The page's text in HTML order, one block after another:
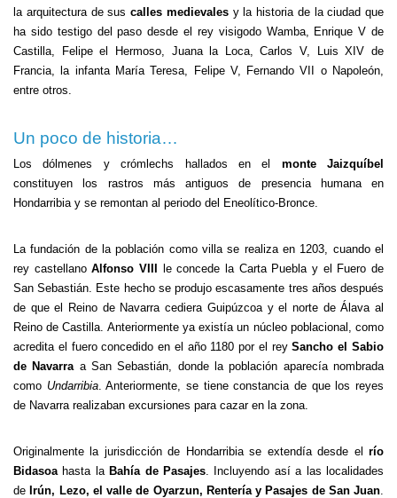
la arquitectura de sus calles medievalesy la historia de la ciudad que
ha sido testigo del paso desde el rey visigodo Wamba, Enrique V de
Castilla, Felipe el Hermoso, Juana la Loca, Carlos V, Luis XIV de
Francia, la infanta María Teresa, Felipe V, Fernando VII o Napoleón,
entre otros.
Un poco de historia…
Los dólmenes y crómlechs hallados en el monte Jaizquíbel
constituyen los rastros más antiguos de presencia humana en
Hondarribia y se remontan al periodo del Eneolítico-Bronce.
La fundación de la población como villa se realiza en 1203, cuando el
rey castellanoAlfonso VIII
le concede la Carta Puebla y el Fuero de
San Sebastián. Este hecho se produjo escasamente tres años después
de que el Reino de Navarra cediera Guipúzcoa y el norte de Álava al
Reino de Castilla. Anteriormente ya existía un núcleo poblacional, como
acredita el fuero concedido en el año 1180 por el reySancho el Sabio
de Navarraa San Sebastián, donde la población aparecía nombrada
como Undarribia. Anteriormente, se tiene constancia de que los reyes
de Navarra realizaban excursiones para cazar en la zona.
Originalmente la jurisdicción de Hondarribia se extendía desde el río
Bidasoahasta la Bahía de Pasajes. Incluyendo así a las localidades
de Irún, Lezo, el valle de Oyarzun, Rentería y Pasajes de San Juan.